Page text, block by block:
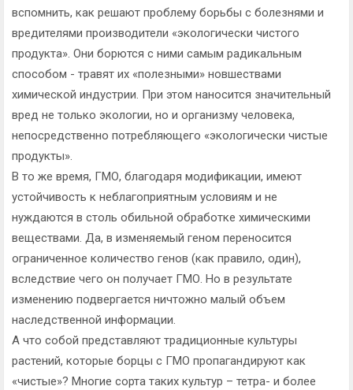
вспомнить, как решают проблему борьбы с болезнями и
вредителями производители «экологически чистого
продукта». Они борются с ними самым радикальным
способом - травят их «полезными» новшествами
химической индустрии. При этом наносится значительный
вред не только экологии, но и организму человека,
непосредственно потребляющего «экологически чистые
продукты».
В то же время, ГМО, благодаря модификации, имеют
устойчивость к неблагоприятным условиям и не
нуждаются в столь обильной обработке химическими
веществами. Да, в изменяемый геном переносится
ограниченное количество генов (как правило, один),
вследствие чего он получает ГМО. Но в результате
изменению подвергается ничтожно малый объем
наследственной информации.
А что собой представляют традиционные культуры
растений, которые борцы с ГМО пропагандируют как
«чистые»? Многие сорта таких культур – тетра- и более